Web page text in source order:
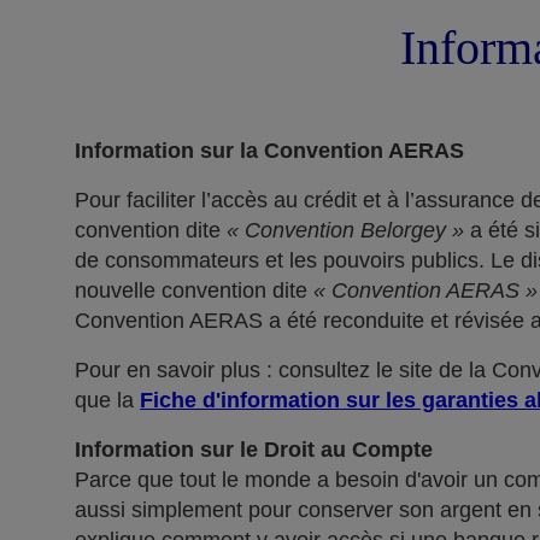
Information sur la Convention AERAS
Pour faciliter l’accès au crédit et à l’assurance
convention dite « Convention Belorgey » a été
de consommateurs et les pouvoirs publics. Le
nouvelle convention dite « Convention AERAS »
Convention AERAS a été reconduite et
Pour en savoir plus : consultez le site de la
que la Fiche d'information sur les garanties
Information sur le Droit au Compte
Parce que tout le monde a besoin d'avoir un
aussi simplement pour conserver son argent